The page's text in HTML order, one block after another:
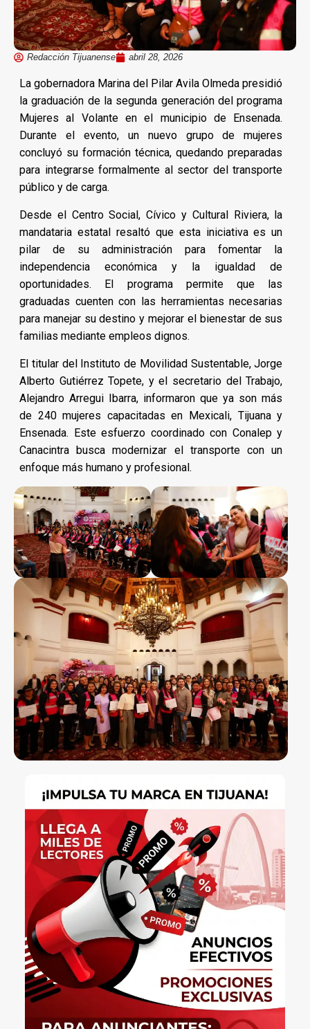
Redacción Tijuanense abril 28, 2026
La gobernadora Marina del Pilar Avila Olmeda presidió
la graduación de la segunda generación del programa
Mujeres al Volante en el municipio de Ensenada.
Durante el evento, un nuevo grupo de mujeres
concluyó su formación técnica, quedando preparadas
para integrarse formalmente al sector del transporte
público y de carga.
Desde el Centro Social, Cívico y Cultural Riviera, la
mandataria estatal resaltó que esta iniciativa es un
pilar de su administración para fomentar la
independencia económica y la igualdad de
oportunidades. El programa permite que las
graduadas cuenten con las herramientas necesarias
para manejar su destino y mejorar el bienestar de sus
familias mediante empleos dignos.
El titular del Instituto de Movilidad Sustentable, Jorge
Alberto Gutiérrez Topete, y el secretario del Trabajo,
Alejandro Arregui Ibarra, informaron que ya son más
de 240 mujeres capacitadas en Mexicali, Tijuana y
Ensenada. Este esfuerzo coordinado con Conalep y
Canacintra busca modernizar el transporte con un
enfoque más humano y profesional.